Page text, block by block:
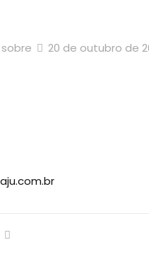
sobre 20 de outubro de